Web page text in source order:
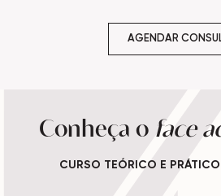
AGENDAR
Conheça o face
CURSO TEÓRICO E